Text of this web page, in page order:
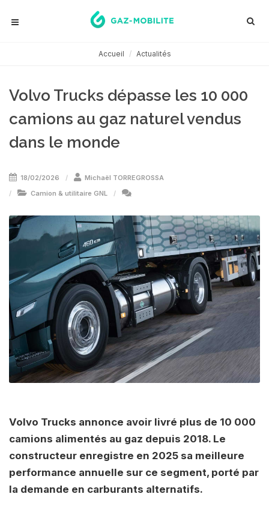
Accueil Actualités
Volvo Trucks dépasse les 10 000
camions au gaz naturel vendus
dans le monde
18/02/2026
Michaël TORREGROSSA
Camion & utilitaire GNL
Volvo Trucks annonce avoir livré plus de 10 000
camions alimentés au gaz depuis 2018. Le
constructeur enregistre en 2025 sa meilleure
performance annuelle sur ce segment, porté par
la demande en carburants alternatifs.